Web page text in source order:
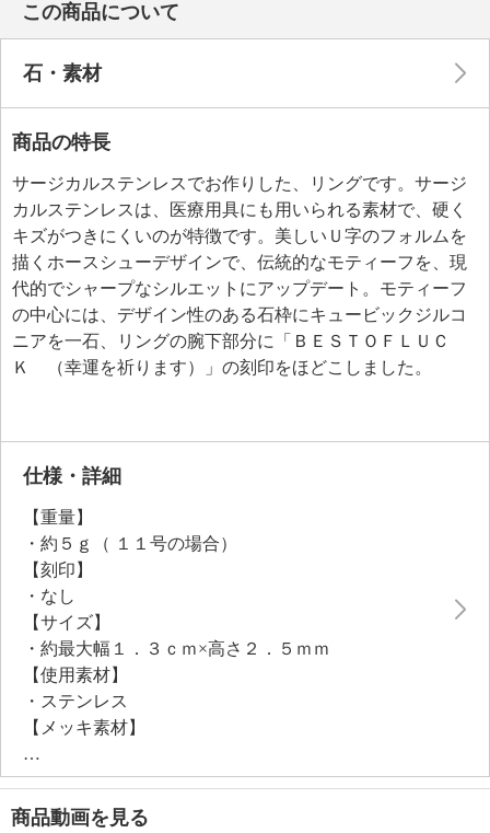
この商品について
石・素材
商品の特長
サージカルステンレスでお作りした、リングです。サージ
カルステンレスは、医療用具にも用いられる素材で、硬く
キズがつきにくいのが特徴です。美しいＵ字のフォルムを
描くホースシューデザインで、伝統的なモティーフを、現
代的でシャープなシルエットにアップデート。モティーフ
の中心には、デザイン性のある石枠にキュービックジルコ
ニアを一石、リングの腕下部分に「ＢＥＳＴＯＦＬＵＣ
Ｋ （幸運を祈ります）」の刻印をほどこしました。
仕様・詳細
【重量】
・約５ｇ（ １１号の場合）
【刻印】
・なし
【サイズ】
・約最大幅１．３ｃｍ×高さ２．５ｍｍ
【使用素材】
・ステンレス
【メッキ素材】
・材質：ゴールドトーンコート
【その他】
・個体差あり
商品動画を見る